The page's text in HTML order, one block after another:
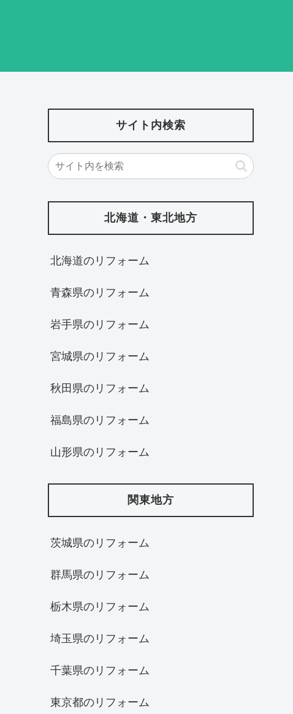
サイト内検索
北海道・東北地方
北海道‎のリフォーム
青森県のリフォーム
岩手県のリフォーム
宮城県のリフォーム
秋田県のリフォーム
福島県のリフォーム
山形県のリフォーム
関東地方
茨城県のリフォーム
群馬県のリフォーム
栃木県のリフォーム
埼玉県のリフォーム
千葉県のリフォーム
東京都のリフォーム